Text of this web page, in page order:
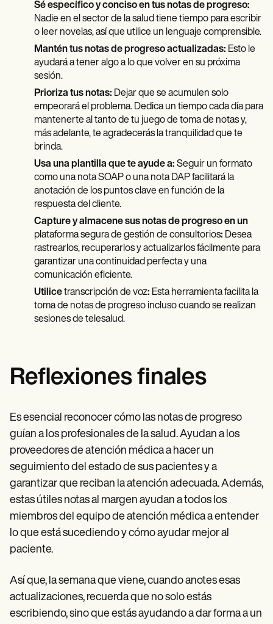
Sé específico y conciso en tus notas de progreso:
Nadie en el sector de la salud tiene tiempo para escribir
o leer novelas, así que utilice un lenguaje comprensible.
Mantén tus notas de progreso actualizadas: Esto le
ayudará a tener algo a lo que volver en su próxima
sesión.
Prioriza tus notas: Dejar que se acumulen solo
empeorará el problema. Dedica un tiempo cada día para
mantenerte al tanto de tu juego de toma de notas y,
más adelante, te agradecerás la tranquilidad que te
brinda.
Usa una plantilla que te ayude a: Seguir un formato
como una nota SOAP o una nota DAP facilitará la
anotación de los puntos clave en función de la
respuesta del cliente.
Capture y almacene sus notas de progreso en un
plataforma segura de gestión de consultorios: Desea
rastrearlos, recuperarlos y actualizarlos fácilmente para
garantizar una continuidad perfecta y una
comunicación eficiente.
Utilicetranscripción de voz: Esta herramienta facilita la
toma de notas de progreso incluso cuando se realizan
sesiones de telesalud.
Reflexiones finales
Es esencial reconocer cómo las notas de progreso
guían a los profesionales de la salud. Ayudan a los
proveedores de atención médica a hacer un
seguimiento del estado de sus pacientes y a
garantizar que reciban la atención adecuada. Además,
estas útiles notas al margen ayudan a todos los
miembros del equipo de atención médica a entender
lo que está sucediendo y cómo ayudar mejor al
paciente.
Así que, la semana que viene, cuando anotes esas
actualizaciones, recuerda que no solo estás
escribiendo, sino que estás ayudando a dar forma a un